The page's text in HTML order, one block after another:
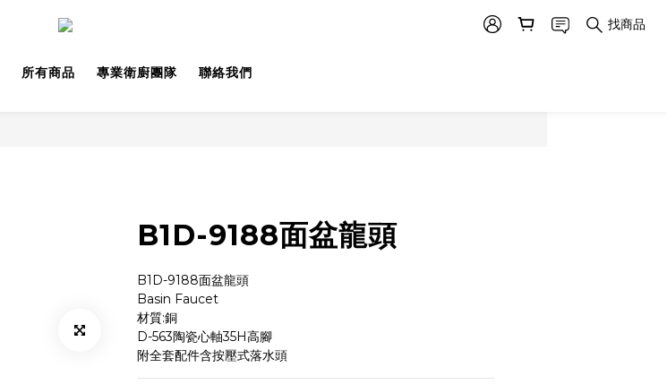
找商品
所有商品 專業衛廚團隊 聯絡我們
B1D-9188面盆龍頭
B1D-9188面盆龍頭
Basin Faucet
材質:銅
D-563陶瓷心軸35H高腳
附全套配件含按壓式落水頭